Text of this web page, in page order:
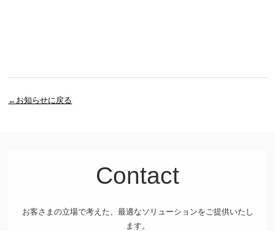
←お知らせに戻る
Contact
お客さまの立場で考えた、最適なソリューションをご提供いたし
ます。